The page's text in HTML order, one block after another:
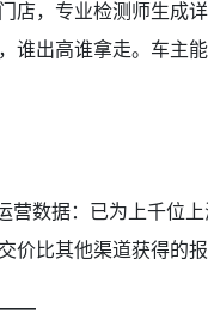
，专业检测师生成详
谁出高谁拿走。车主
数据：已为上千位上
价比其他渠道获得的
——